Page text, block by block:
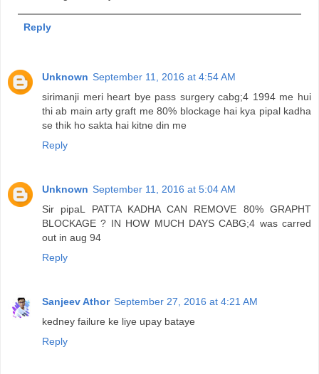
Reply
Unknown September 11, 2016 at 4:54 AM
sirimanji meri heart bye pass surgery cabg;4 1994 me hui
thi ab main arty graft me 80% blockage hai kya pipal kadha
se thik ho sakta hai kitne din me
Reply
Unknown September 11, 2016 at 5:04 AM
Sir pipaL PATTA KADHA CAN REMOVE 80% GRAPHT
BLOCKAGE ? IN HOW MUCH DAYS CABG;4 was carred
out in aug 94
Reply
Sanjeev Athor September 27, 2016 at 4:21 AM
kedney failure ke liye upay bataye
Reply